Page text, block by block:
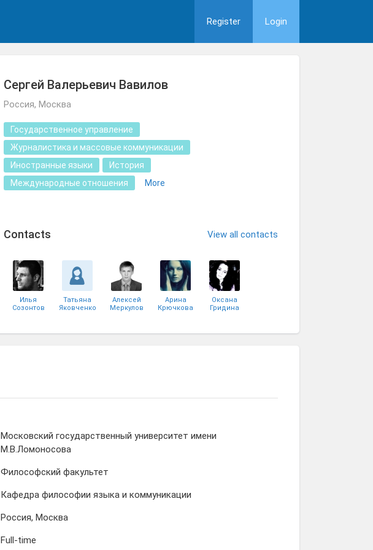
Register Login
Сергей Валерьевич Вавилов
Россия, Москва
Государственное управление
Журналистика и массовые коммуникации
Иностранные языки
История
Международные отношения
More
Сontacts View all contacts
Илья
Созонтов
Татьяна
Яковченко
Алексей
Меркулов
Арина
Крючкова
Оксана
Гридина
Московский государственный университет имени
М.В.Ломоносова
Философский факультет
Кафедра философии языка и коммуникации
Россия, Москва
Full-time